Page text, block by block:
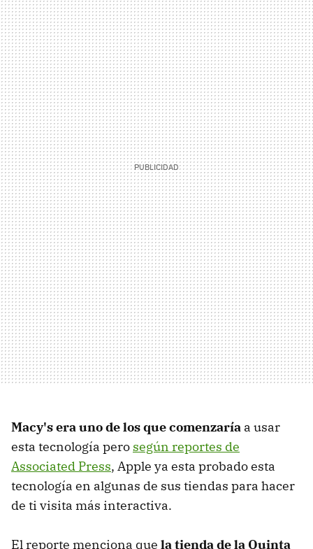
Macy's era uno de los que comenzaría a usar
esta tecnología pero según reportes de
Associated Press, Apple ya esta probado esta
tecnología en algunas de sus tiendas para hacer
de ti visita más interactiva.
El reporte menciona que la tienda de la Quinta